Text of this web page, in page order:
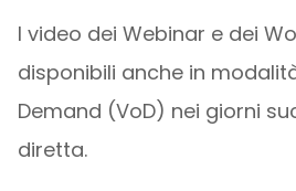
I video dei Webinar e dei
disponibili anche in
Demand (VoD) nei giorni
diretta.